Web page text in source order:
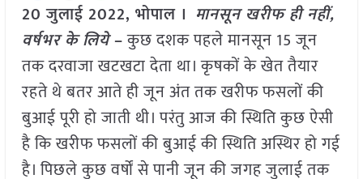
20 जुलाई 2022, भोपाल । मानसून खरीफ ही नहीं,
वर्षभर के लिये–कुछ दशक पहले मानसून 15 जून
तक दरवाजा खटखटा देता था। कृषकों के खेत तैयार
रहते थे बतर आते ही जून अंत तक खरीफ फसलों की
बुआई पूरी हो जाती थी। परंतु आज की स्थिति कुछ ऐसी
है कि खरीफ फसलों की बुआई की स्थिति अस्थिर हो गई
है। पिछले कुछ वर्षों से पानी जून की जगह जुलाई तक